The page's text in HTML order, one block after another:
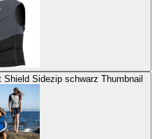
Sidezip schwarz Thumbnail